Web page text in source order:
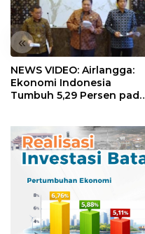
«
NEWS VIDEO: Airlangga:
Ekonomi Indonesia
Tumbuh 5,29 Persen pada